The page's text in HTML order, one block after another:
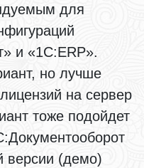
для
и «1С:ERP».
но лучше
на сервер
тоже подойдет
версии (демо)